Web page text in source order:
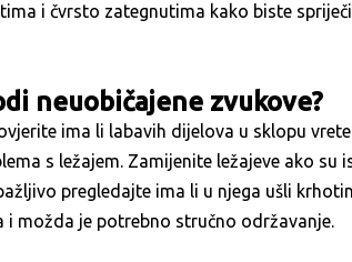
i čvrsto zategnutima kako biste
neuobičajene zvukove?
ima li labavih dijelova u sklopu
s ležajem. Zamijenite ležajeve ako su
pregledajte ima li u njega ušli
možda je potrebno stručno održavanje.